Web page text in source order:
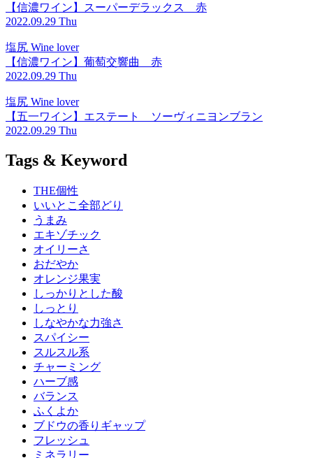
【信濃ワイン】スーパーデラックス 赤
2022.09.29 Thu
塩尻 Wine lover
【信濃ワイン】葡萄交響曲 赤
2022.09.29 Thu
塩尻 Wine lover
【五一ワイン】エステート ソーヴィニヨンブラン
2022.09.29 Thu
Tags & Keyword
THE個性
いいとこ全部どり
うまみ
エキゾチック
オイリーさ
おだやか
オレンジ果実
しっかりとした酸
しっとり
しなやかな力強さ
スパイシー
スルスル系
チャーミング
ハーブ感
バランス
ふくよか
ブドウの香りギャップ
フレッシュ
ミネラリー